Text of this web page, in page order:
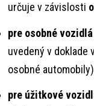
určuje v závislosti
pre osobné vozidlá
uvedený v doklade
osobné
pre úžitkové